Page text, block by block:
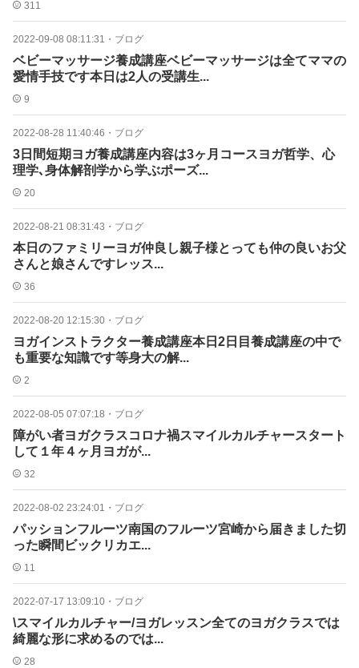
311
2022-09-08 08:11:31 ・ ブログ
ベビーマッサージ養成講座ベビーマッサージは全てママの
愛情手技です本日は2人の受講生...
9
2022-08-28 11:40:46 ・ ブログ
3日間短期ヨガ養成講座内容は3ヶ月コースヨガ哲学、心
理学､身体解剖学から学ぶポーズ...
20
2022-08-21 08:31:43 ・ ブログ
本日のファミリーヨガ仲良し親子様とっても仲の良いお父
さんと娘さんですレッス...
36
2022-08-20 12:15:30 ・ ブログ
ヨガインストラクター養成講座本日2日目養成講座の中で
も重要な知識です等身大の解...
2
2022-08-05 07:07:18 ・ ブログ
障がい者ヨガクラスコロナ禍スマイルカルチャースタート
して１年４ヶ月ヨガが...
32
2022-08-02 23:24:01 ・ ブログ
パッションフルーツ南国のフルーツ宮崎から届きました切
った瞬間️ビックリカエ...
11
2022-07-17 13:09:10 ・ ブログ
\スマイルカルチャー/ヨガレッスン全てのヨガクラスでは
綺麗な形に求めるのでは...
28